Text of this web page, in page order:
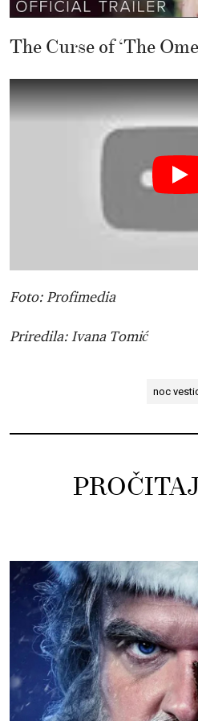
The Curse of ‘The
Foto: Profimedia
Priredila: Ivana Tomić
noc